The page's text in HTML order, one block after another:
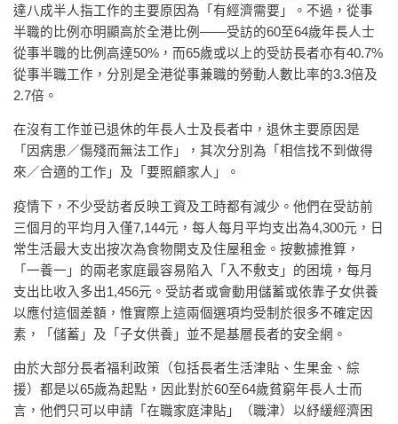
達八成半人指工作的主要原因為「有經濟需要」。不過，從事
半職的比例亦明顯高於全港比例——受訪的60至64歲年長人士
從事半職的比例高達50%，而65歲或以上的受訪長者亦有40.7%
從事半職工作，分別是全港從事兼職的勞動人數比率的3.3倍及
2.7倍。
在沒有工作並已退休的年長人士及長者中，退休主要原因是
「因病患／傷殘而無法工作」，其次分別為「相信找不到做得
來／合適的工作」及「要照顧家人」。
疫情下，不少受訪者反映工資及工時都有減少。他們在受訪前
三個月的平均月入僅7,144元，每人每月平均支出為4,300元，日
常生活最大支出按次為食物開支及住屋租金。按數據推算，
「一養一」的兩老家庭最容易陷入「入不敷支」的困境，每月
支出比收入多出1,456元。受訪者或會動用儲蓄或依靠子女供養
以應付這個差額，惟實際上這兩個選項均受制於很多不確定因
素，「儲蓄」及「子女供養」並不是基層長者的安全網。
由於大部分長者福利政策（包括長者生活津貼、生果金、綜
援）都是以65歲為起點，因此對於60至64歲貧窮年長人士而
言，他們只可以申請「在職家庭津貼」（職津）以紓緩經濟困